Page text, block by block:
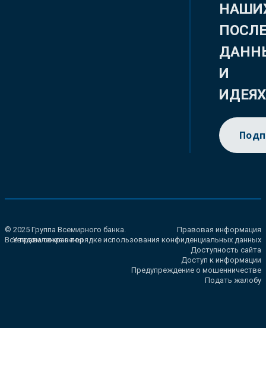
И
ИДЕЯХ
© 2025 Группа Всемирного банка.
Все права сохранены.
Правовая информация
Уведомление о порядке использования конфиденциальных данных
Доступность сайта
Доступ к информации
Предупреждение о мошенничестве
Подать жалобу